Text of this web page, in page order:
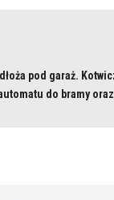
pod garaż.
do bramy